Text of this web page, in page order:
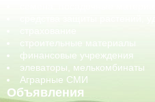
строительные материалы
финансовые учреждения
элеваторы, мелькомбинаты
Аграрные СМИ
Объявления